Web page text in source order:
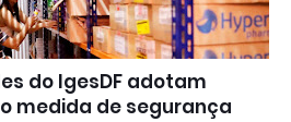
do IgesDF adotam
medida de segurança